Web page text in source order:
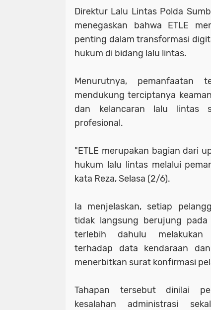
Direktur Lalu Lintas Polda
menegaskan bahwa ETLE
penting dalam transformasi
hukum di bidang lalu lintas.
Menurutnya, pemanfaatan
mendukung terciptanya
dan kelancaran lalu lintas
profesional.
"ETLE merupakan bagian dari
hukum lalu lintas melalui
kata Reza, Selasa (2/6).
Ia menjelaskan, setiap
tidak langsung berujung pada
terlebih dahulu melakukan
terhadap data kendaraan
menerbitkan surat konfirmasi
Tahapan tersebut dinilai
kesalahan administrasi